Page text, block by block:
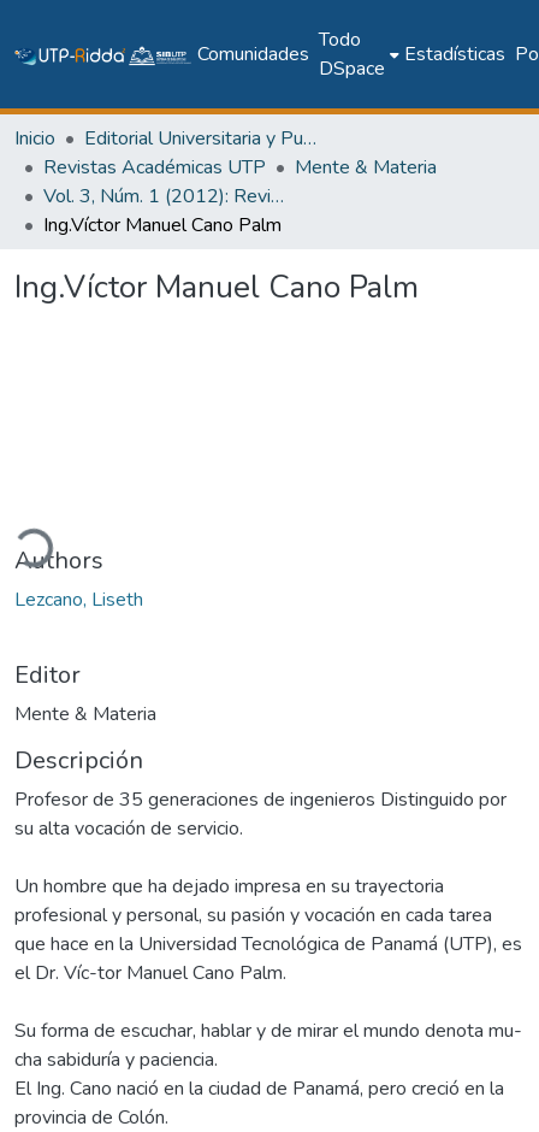
Comunidades
Todo
DSpace
Estadísticas
Inicio
Editorial Universitaria y Publicaciones Seriadas
Revistas Académicas UTP
Mente & Materia
Vol. 3, Núm. 1 (2012): Revista Mente & Materia
Ing.Víctor Manuel Cano Palm
Ing.Víctor Manuel Cano Palm
Authors
Lezcano, Liseth
Editor
Mente & Materia
Descripción
Profesor de 35 generaciones de ingenieros Distinguido por
su alta vocación de servicio.
Un hombre que ha dejado impresa en su trayectoria
profesional y personal, su pasión y vocación en cada tarea
que hace en la Universidad Tecnológica de Panamá (UTP), es
el Dr. Víc-tor Manuel Cano Palm.
Su forma de escuchar, hablar y de mirar el mundo denota mu-
cha sabiduría y paciencia.
El Ing. Cano nació en la ciudad de Panamá, pero creció en la
provincia de Colón.